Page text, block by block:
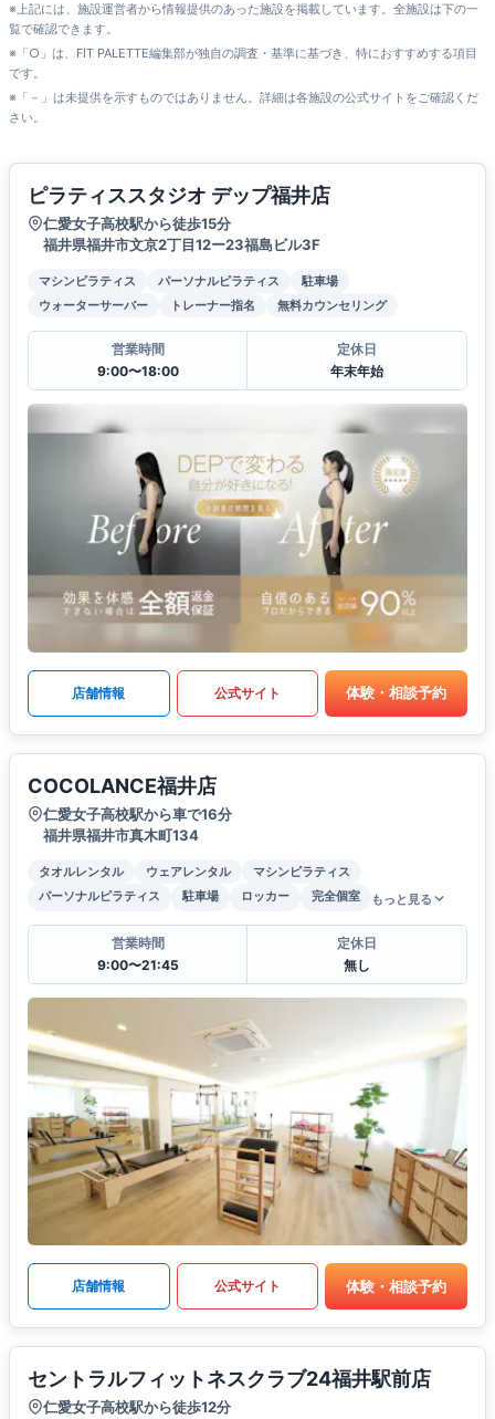
※上記には、施設運営者から情報提供のあった施設を掲載しています。全施設は下の一
覧で確認できます。
※「○」は、FIT PALETTE編集部が独自の調査・基準に基づき、特におすすめする項目
です。
※「－」は未提供を示すものではありません。詳細は各施設の公式サイトをご確認くだ
さい。
ピラティススタジオ デップ福井店
仁愛女子高校駅から徒歩15分
福井県福井市文京2丁目12ー23福島ビル3F
マシンピラティス パーソナルピラティス
駐車場
ウォーターサーバー
トレーナー指名 無料カウンセリング
営業時間
9:00〜18:00
定休日
年末年始
店舗情報 公式サイト 体験・相談予約
COCOLANCE福井店
仁愛女子高校駅から車で16分
福井県福井市真木町134
タオルレンタル ウェアレンタル
マシンピラティス
パーソナルピラティス
駐車場 ロッカー 完全個室 もっと見る
営業時間
9:00〜21:45
定休日
無し
店舗情報 公式サイト 体験・相談予約
セントラルフィットネスクラブ24福井駅前店
仁愛女子高校駅から徒歩12分